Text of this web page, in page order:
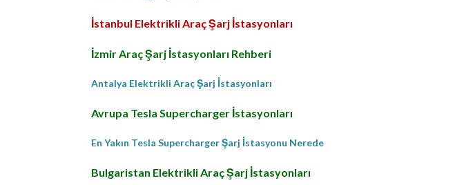
İstanbul Elektrikli Araç Şarj İstasyonları
İzmir Araç Şarj İstasyonları Rehberi
Antalya Elektrikli Araç Şarj İstasyonları
Avrupa Tesla Supercharger İstasyonları
En Yakın Tesla Supercharger Şarj İstasyonu Nerede
Bulgaristan Elektrikli Araç Şarj İstasyonları